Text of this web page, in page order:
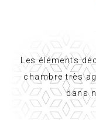
Les éléments
chambre très
dans